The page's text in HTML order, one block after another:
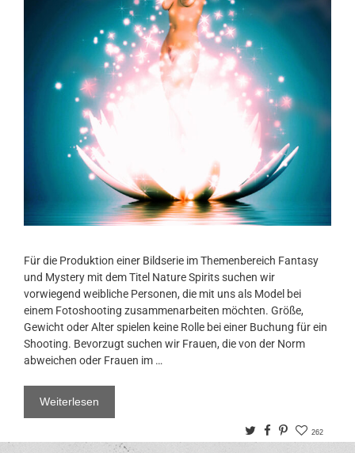
Für die Produktion einer Bildserie im Themenbereich Fantasy
und Mystery mit dem Titel Nature Spirits suchen wir
vorwiegend weibliche Personen, die mit uns als Model bei
einem Fotoshooting zusammenarbeiten möchten. Größe,
Gewicht oder Alter spielen keine Rolle bei einer Buchung für ein
Shooting. Bevorzugt suchen wir Frauen, die von der Norm
abweichen oder Frauen im …
Weiterlesen
TwitterFacebook
Pinterest
262